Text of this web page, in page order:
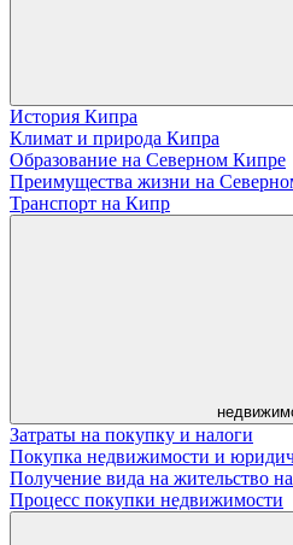
История Кипра
Климат и природа Кипра
Образование на Северном Кипре
Преимущества жизни на
Транспорт на Кипр
Затраты на покупку и налоги
Покупка недвижимости и
Получение вида на жительство
Процесс покупки недвижимости